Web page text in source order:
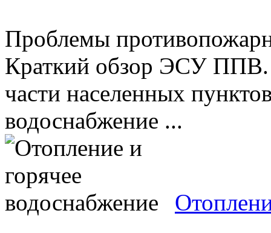
Проблемы
Краткий обзор ЭСУ
части населенных
водоснабжение ...